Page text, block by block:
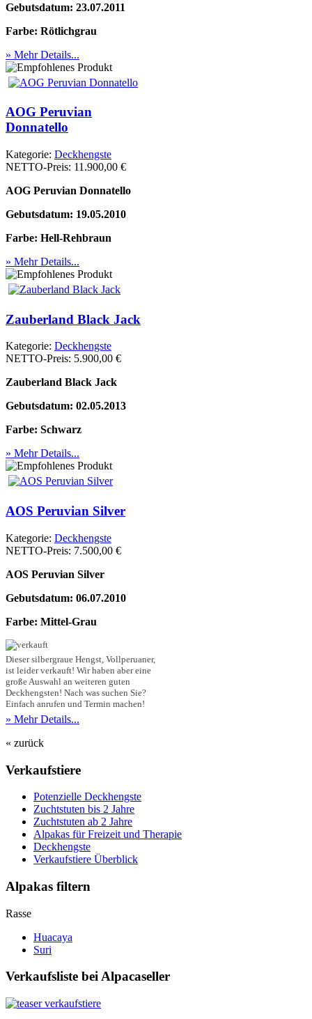
Gebutsdatum: 23.07.2011
Farbe: Rötlichgrau
» Mehr Details...
AOG Peruvian
Donnatello
Kategorie: Deckhengste
NETTO-Preis: 11.900,00 €
AOG Peruvian Donnatello
Gebutsdatum: 19.05.2010
Farbe: Hell-Rehbraun
» Mehr Details...
Zauberland Black Jack
Kategorie: Deckhengste
NETTO-Preis: 5.900,00 €
Zauberland Black Jack
Gebutsdatum: 02.05.2013
Farbe: Schwarz
» Mehr Details...
AOS Peruvian Silver
Kategorie: Deckhengste
NETTO-Preis: 7.500,00 €
AOS Peruvian Silver
Gebutsdatum: 06.07.2010
Farbe: Mittel-Grau
Dieser silbergraue Hengst, Vollperuaner,
ist leider verkauft! Wir haben aber eine
große Auswahl an weiteren guten
Deckhengsten! Nach was suchen Sie?
Einfach anrufen und Termin machen!
» Mehr Details...
« zurück
Verkaufstiere
Po­ten­zi­elle Deckhengste
Zuchtstuten bis 2 Jahre
Zuchtstuten ab 2 Jahre
Alpakas für Freizeit und Therapie
Deckhengste
Verkaufstiere Überblick
Alpakas filtern
Rasse
Huacaya
Suri
Verkaufsliste bei Alpacaseller